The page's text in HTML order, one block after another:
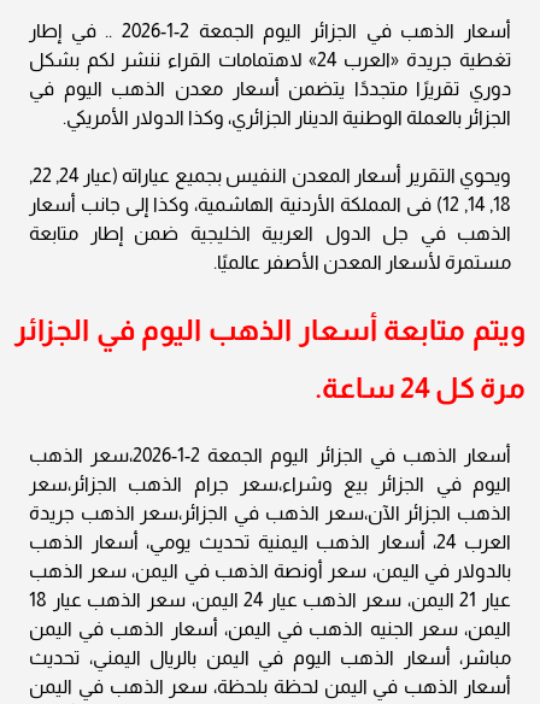
أسعار الذهب في الجزائر اليوم الجمعة 2-1-2026 .. في إطار
تغطية جريدة «العرب 24» لاهتمامات القراء ننشر لكم بشكل
دوري تقريرًا متجددًا يتضمن أسعار معدن الذهب اليوم في
الجزائر بالعملة الوطنية الدينار الجزائري، وكذا الدولار الأمريكي.
ويحوي التقرير أسعار المعدن النفيس بجميع عياراته (عيار 24, 22,
18, 14, 12) فى المملكة الأردنية الهاشمية، وكذا إلى جانب أسعار
الذهب في جل الدول العربية الخليجية ضمن إطار متابعة
مستمرة لأسعار المعدن الأصفر عالميًا.
ويتم متابعة أسعار الذهب اليوم في الجزائر
مرة كل 24 ساعة.
أسعار الذهب في الجزائر اليوم الجمعة 2-1-2026،سعر الذهب
اليوم في الجزائر بيع وشراء،سعر جرام الذهب الجزائر،سعر
الذهب الجزائر الآن،سعر الذهب في الجزائر،سعر الذهب جريدة
العرب 24، أسعار الذهب اليمنية تحديث يومي، أسعار الذهب
بالدولار في اليمن، سعر أونصة الذهب في اليمن، سعر الذهب
عيار 21 اليمن، سعر الذهب عيار 24 اليمن، سعر الذهب عيار 18
اليمن، سعر الجنيه الذهب في اليمن، أسعار الذهب في اليمن
مباشر، أسعار الذهب اليوم في اليمن بالريال اليمني، تحديث
أسعار الذهب في اليمن لحظة بلحظة، سعر الذهب في اليمن